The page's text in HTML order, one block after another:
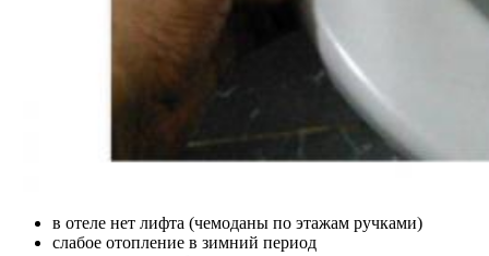
в отеле нет лифта (чемоданы по этажам ручками)
слабое отопление в зимний период